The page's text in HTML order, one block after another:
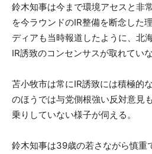
鈴木知事は今まで環境アセスと非
を今ラウンドのIR整備を断念した
ディアも当時報道したように、北
IR誘致のコンセンサスが取れてい
苫小牧市は常にIR誘致には積極的
のほうでは与党側根強い反対意見
乗りしていない様子が伺える。
鈴木知事は39歳の若さながら慎重